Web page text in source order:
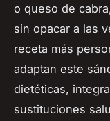
o queso de
sin opacar a las
receta más
adaptan este
dietéticas,
sustituciones